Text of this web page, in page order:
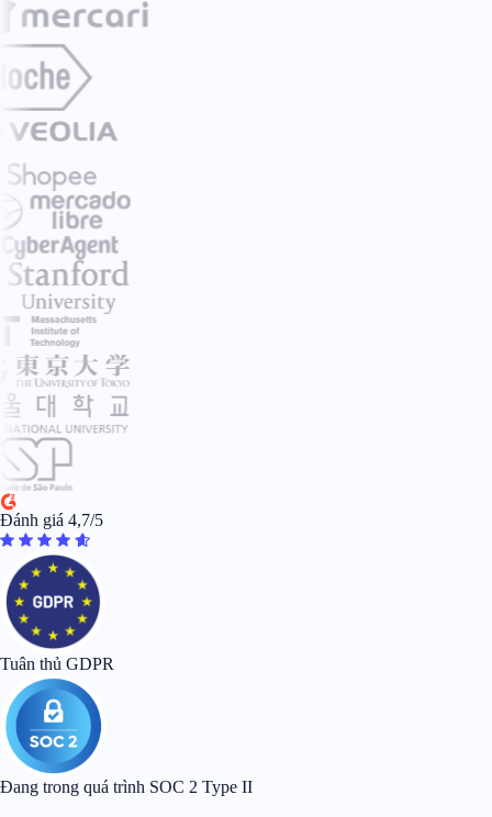
Đánh giá 4,7/5
Tuân thủ GDPR
Đang trong quá trình SOC 2 Type II